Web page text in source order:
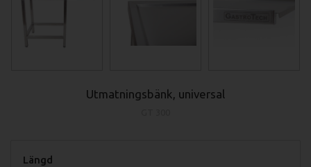
Utmatningsbänk, universal
Längd